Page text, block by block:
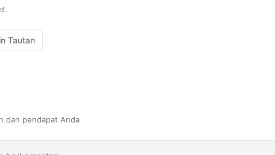
Tautan
dan pendapat Anda